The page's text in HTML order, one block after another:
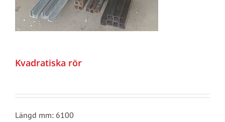
Kvadratiska rör
Längd mm: 6100